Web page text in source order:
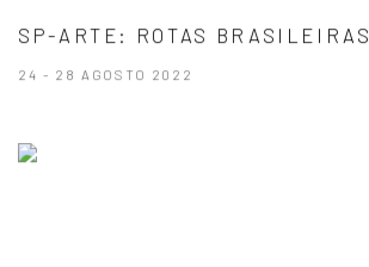
SP-ARTE: ROTAS BRASILEIRAS
24 - 28 AGOSTO 2022